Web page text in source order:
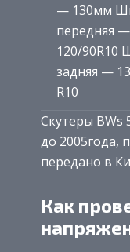
— 130мм
передняя —
120/90R10
задняя —
R10
Скутеры BWs
до 2005года,
передано в
Как